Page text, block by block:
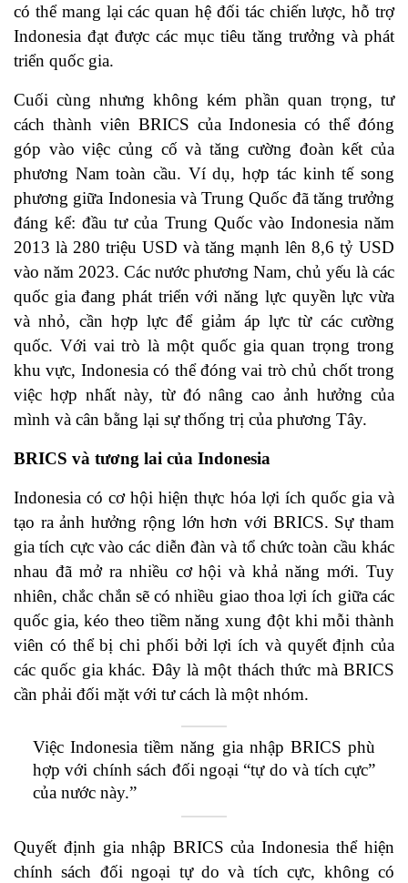
có thể mang lại các quan hệ đối tác chiến lược, hỗ trợ
Indonesia đạt được các mục tiêu tăng trưởng và phát
triển quốc gia.
Cuối cùng nhưng không kém phần quan trọng, tư
cách thành viên BRICS của Indonesia có thể đóng
góp vào việc củng cố và tăng cường đoàn kết của
phương Nam toàn cầu. Ví dụ, hợp tác kinh tế song
phương giữa Indonesia và Trung Quốc đã tăng trưởng
đáng kể: đầu tư của Trung Quốc vào Indonesia năm
2013 là 280 triệu USD và tăng mạnh lên 8,6 tỷ USD
vào năm 2023. Các nước phương Nam, chủ yếu là các
quốc gia đang phát triển với năng lực quyền lực vừa
và nhỏ, cần hợp lực để giảm áp lực từ các cường
quốc. Với vai trò là một quốc gia quan trọng trong
khu vực, Indonesia có thể đóng vai trò chủ chốt trong
việc hợp nhất này, từ đó nâng cao ảnh hưởng của
mình và cân bằng lại sự thống trị của phương Tây.
BRICS và tương lai của Indonesia
Indonesia có cơ hội hiện thực hóa lợi ích quốc gia và
tạo ra ảnh hưởng rộng lớn hơn với BRICS. Sự tham
gia tích cực vào các diễn đàn và tổ chức toàn cầu khác
nhau đã mở ra nhiều cơ hội và khả năng mới. Tuy
nhiên, chắc chắn sẽ có nhiều giao thoa lợi ích giữa các
quốc gia, kéo theo tiềm năng xung đột khi mỗi thành
viên có thể bị chi phối bởi lợi ích và quyết định của
các quốc gia khác. Đây là một thách thức mà BRICS
cần phải đối mặt với tư cách là một nhóm.
Việc Indonesia tiềm năng gia nhập BRICS phù
hợp với chính sách đối ngoại “tự do và tích cực”
của nước này.ˮ
Quyết định gia nhập BRICS của Indonesia thể hiện
chính sách đối ngoại tự do và tích cực, không có